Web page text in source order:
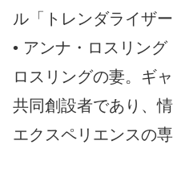
ル「トレンダライザ
• アンナ・ロスリング
ロスリングの妻。ギ
共同創設者であり、
エクスペリエンスの